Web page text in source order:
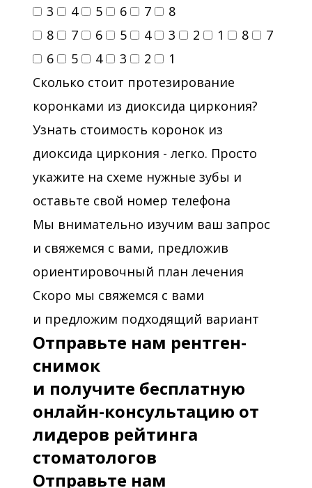
3
4 5 6 7
8
8
7 6 5 4 3 2 1 8
7
6
5 4 3 2
1
Сколько стоит протезирование
коронками из диоксида циркония?
Узнать стоимость коронок из
диоксида циркония - легко. Просто
укажите на схеме нужные зубы и
оставьте свой номер телефона
Мы внимательно изучим ваш запрос
и свяжемся с вами, предложив
ориентировочный план лечения
Скоро мы свяжемся с вами
и предложим подходящий вариант
Отправьте нам рентген-
снимок
и получите бесплатную
онлайн-консультацию от
лидеров рейтинга
стоматологов
Отправьте нам